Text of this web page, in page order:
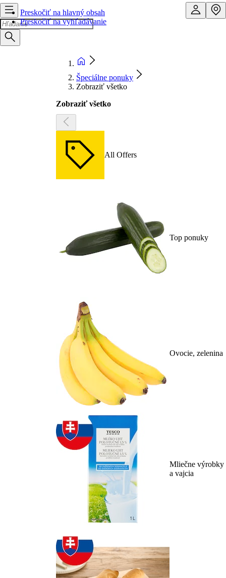
Preskočiť na hlavný obsah
Preskočiť na vyhľadávanie
Špeciálne ponuky
Zobraziť všetko
Zobraziť všetko
All Offers
Top ponuky
Ovocie, zelenina
Mliečne výrobky
a vajcia